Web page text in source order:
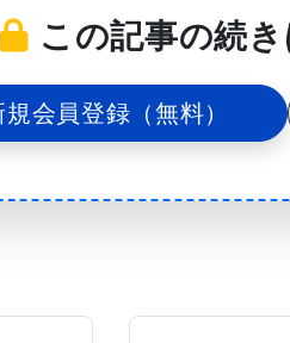
Sciencesであり
ではこのワクチンは優れた
と述べている。このワクチン
めて試験的に開発したプラ
ルスはほとんどのウイルス
この記事の続
規会員登録（無料）